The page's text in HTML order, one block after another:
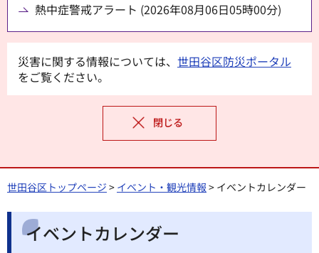
熱中症警戒アラート (2026年08月06日05時00分)
災害に関する情報については、 世田谷区防災ポータル
をご覧ください。
閉じる
世田谷区トップページ > イベント・観光情報 > イベントカレンダー
イベントカレンダー